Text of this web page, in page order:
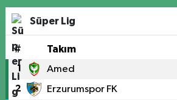
Süper Lig
# Takım
1 Amed
2 Erzurumspor FK